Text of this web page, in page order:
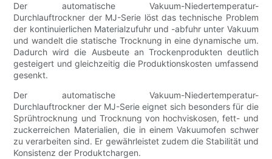
Der automatische Vakuum-Niedertemperatur-
Durchlauftrockner der MJ-Serie löst das technische Problem
der kontinuierlichen Materialzufuhr und -abfuhr unter Vakuum
und wandelt die statische Trocknung in eine dynamische um.
Dadurch wird die Ausbeute an Trockenprodukten deutlich
gesteigert und gleichzeitig die Produktionskosten umfassend
gesenkt.
Der automatische Vakuum-Niedertemperatur-
Durchlauftrockner der MJ-Serie eignet sich besonders für die
Sprühtrocknung und Trocknung von hochviskosen, fett- und
zuckerreichen Materialien, die in einem Vakuumofen schwer
zu verarbeiten sind. Er gewährleistet zudem die Stabilität und
Konsistenz der Produktchargen.